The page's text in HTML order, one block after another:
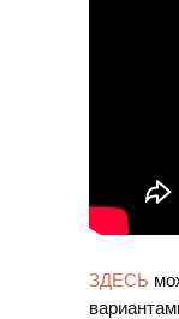
ЗДЕСЬ